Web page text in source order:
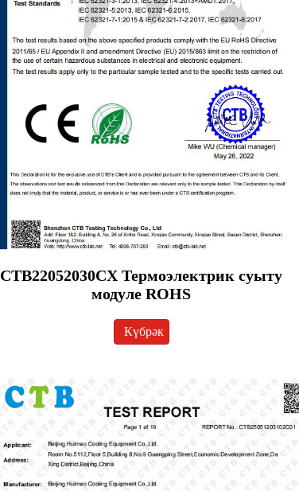
CTB22052030CX Термоэлектрик суыту
модуле ROHS
Күбрәк